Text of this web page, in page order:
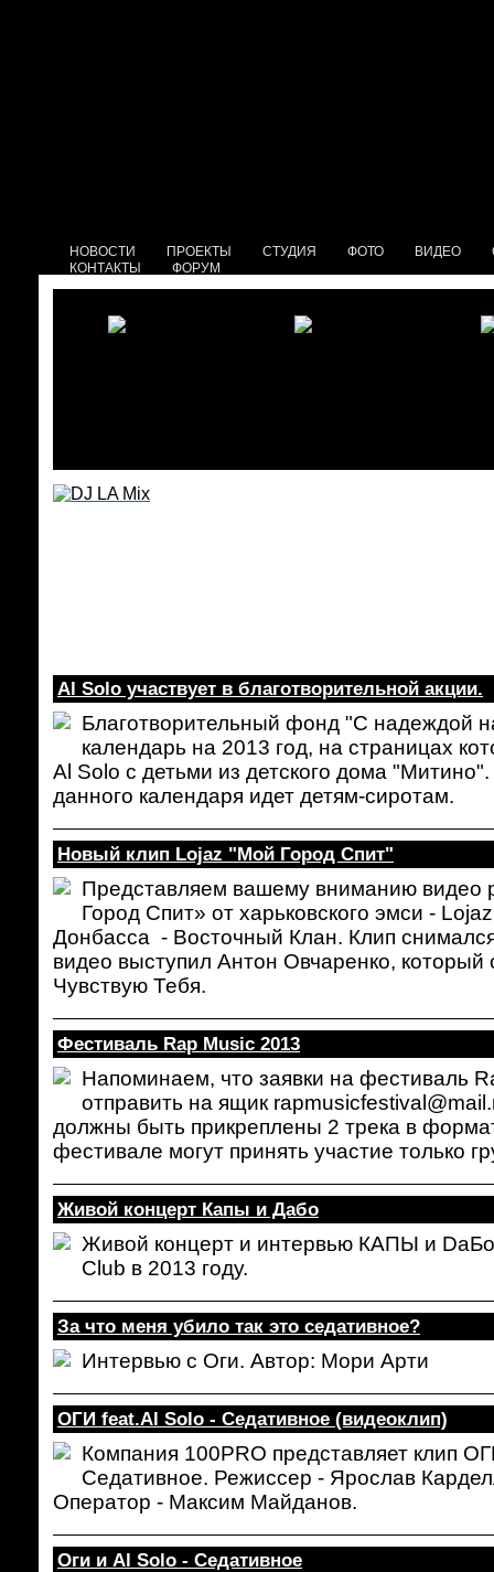
НОВОСТИ ПРОЕКТЫ СТУДИЯ ФОТО ВИДЕО
КОНТАКТЫ
ФОРУМ
Al Solo участвует в благотворительной акции.
Благотворительный фонд "С надеждой
календарь на 2013 год, на страницах
Al Solo с детьми из детского дома
данного календаря идет детям-сиротам.
Новый клип Lojaz "Мой Город Спит"
Представляем вашему вниманию видео
Город Спит» от харьковского эмси -
Донбасса - Восточный Клан. Клип
видео выступил Антон Овчаренко, который
Чувствую Тебя.
Фестиваль Rap Music 2013
Напоминаем, что заявки на фестиваль
отправить на ящик
должны быть прикреплены 2 трека в
фестивале могут принять участие только
Живой концерт Капы и Дабо
Живой концерт и интервью КАПЫ и
Club в 2013 году.
За что меня убило так это седативное?
Интервью с Оги. Автор: Мори Арти
ОГИ feat.Al Solo - Седативное (видеоклип)
Компания 100PRO представляет клип
Седативное. Режиссер - Ярослав
Оператор - Максим Майданов.
Оги и Al Solo - Седативное